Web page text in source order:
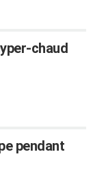
chaud
pendant